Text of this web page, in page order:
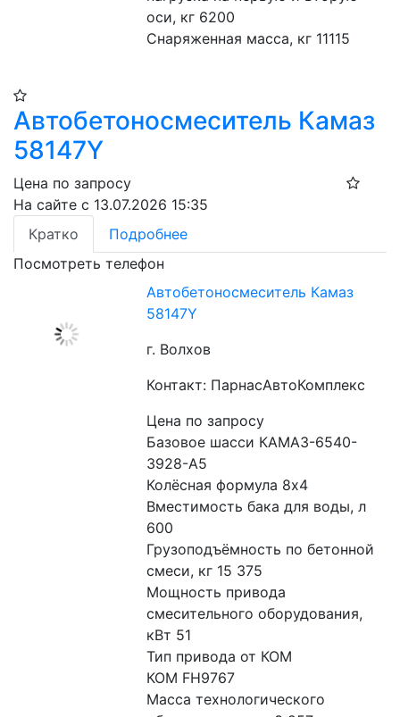
оси, кг 6200
Снаряженная масса, кг 11115
Автобетоносмеситель Камаз
58147Y
Цена по запросу
На сайте с 13.07.2026 15:35
Кратко
Подробнее
Посмотреть телефон
Автобетоносмеситель Камаз
58147Y
г. Волхов
Контакт: ПарнасАвтоКомплекс
Цена по запросу
Базовое шасси КАМАЗ-6540-
3928-А5
Колёсная формула 8х4
Вместимость бака для воды, л
600
Грузоподъёмность по бетонной
смеси, кг 15 375
Мощность привода
смесительного оборудования,
кВт 51
Тип привода от КОМ
КОМ FH9767
Масса технологического